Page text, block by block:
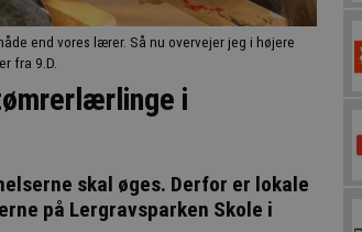
end vores lærer. Så nu overvejer jeg i højere
fra 9.D.
i
skal øges. Derfor er lokale
på Lergravsparken Skole i